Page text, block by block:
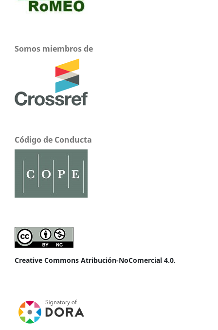
Somos miembros de
Código de Conducta
Creative Commons Atribución-NoComercial 4.0.